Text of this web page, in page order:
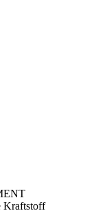
Kraftstoff